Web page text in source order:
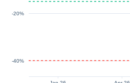
-40%
-20%